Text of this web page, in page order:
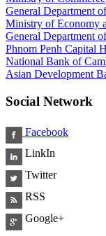
General Department
Ministry of Economy
General Department
Phnom Penh Capital
National Bank of
Asian Development
Social Network
Facebook
LinkIn
Twitter
RSS
Google+